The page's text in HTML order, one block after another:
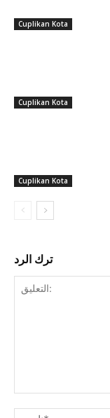
Cuplikan Kota
Cuplikan Kota
Cuplikan Kota
ترك الرد